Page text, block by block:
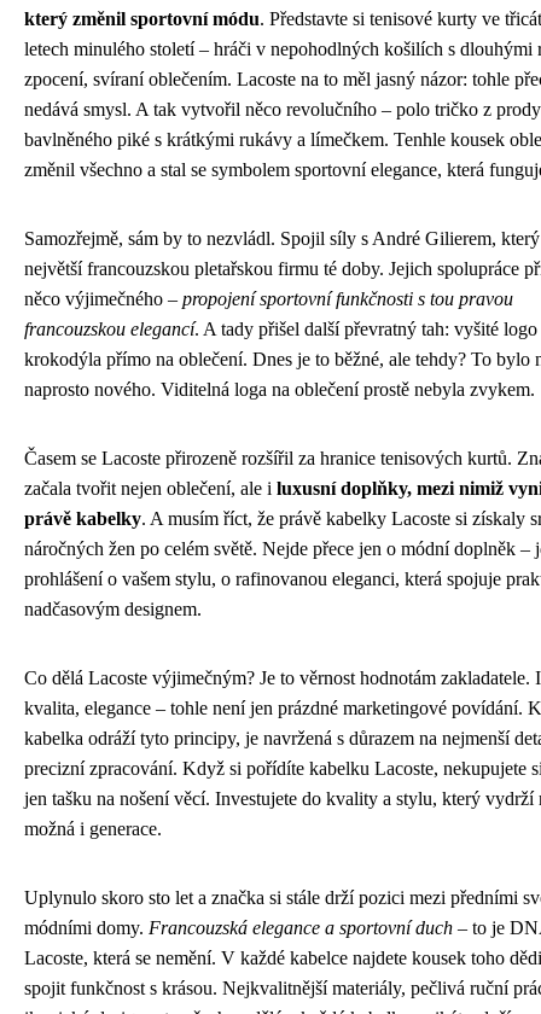
který změnil sportovní módu. Představte si tenisové kurty ve
letech minulého století – hráči v nepohodlných košilích s dlouhými
zpocení, svíraní oblečením. Lacoste na to měl jasný názor: tohle
nedává smysl. A tak vytvořil něco revolučního – polo tričko z
bavlněného piké s krátkými rukávy a límečkem. Tenhle kousek
změnil všechno a stal se symbolem sportovní elegance, která
Samozřejmě, sám by to nezvládl. Spojil síly s André Gilierem,
největší francouzskou pletařskou firmu té doby. Jejich spolupráce
něco výjimečného – propojení sportovní funkčnosti s tou pravou
francouzskou elegancí. A tady přišel další převratný tah: vyšité logo
krokodýla přímo na oblečení. Dnes je to běžné, ale tehdy? To bylo
naprosto nového. Viditelná loga na oblečení prostě nebyla zvykem.
Časem se Lacoste přirozeně rozšířil za hranice tenisových kurtů.
začala tvořit nejen oblečení, ale i luxusní doplňky, mezi nimiž
právě kabelky. A musím říct, že právě kabelky Lacoste si získaly
náročných žen po celém světě. Nejde přece jen o módní doplněk –
prohlášení o vašem stylu, o rafinovanou eleganci, která spojuje
nadčasovým designem.
Co dělá Lacoste výjimečným? Je to věrnost hodnotám zakladatele.
kvalita, elegance – tohle není jen prázdné marketingové povídání.
kabelka odráží tyto principy, je navržená s důrazem na nejmenší
precizní zpracování. Když si pořídíte kabelku Lacoste, nekupujete
jen tašku na nošení věcí. Investujete do kvality a stylu, který vydrží
možná i generace.
Uplynulo skoro sto let a značka si stále drží pozici mezi předními
módními domy. Francouzská elegance a sportovní duch – to je
Lacoste, která se nemění. V každé kabelce najdete kousek toho
spojit funkčnost s krásou. Nejkvalitnější materiály, pečlivá ruční